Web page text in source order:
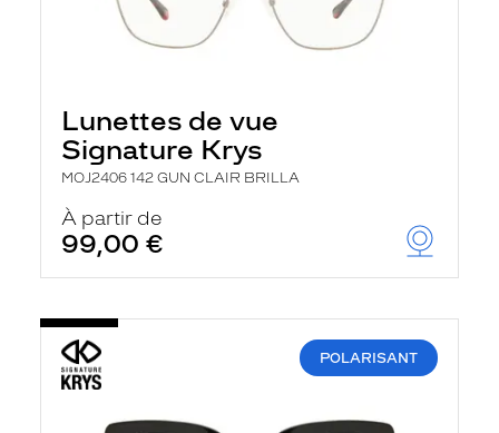
Lunettes de vue
Signature Krys
MOJ2406 142 GUN CLAIR BRILLA
À partir de
99,00 €
POLARISANT